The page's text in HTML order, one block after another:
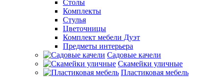
Столы
Комплекты
Стулья
Цветочницы
Комплект мебели Дуэт
Предметы интерьера
Садовые качели
Скамейки уличные
Пластиковая мебель